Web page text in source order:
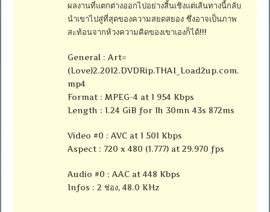
ผลงานที่แตกต่างออกไปอย่างสิ้นเชิงแต่เส้นทางนี้กลับ
นำเขาไปสู่ที่สุดของความสยดสยอง ซึ่งอาจเป็นภาพ
สะท้อนจากห้วงความคิดของเขาเองก็ได้!!!
General : Art=
(Love)2.2012.DVDRip.THAI_Load2up.com.
mp4
Format : MPEG-4 at 1 954 Kbps
Length : 1.24 GiB for 1h 30mn 43s 872ms
Video #0 : AVC at 1 501 Kbps
Aspect : 720 x 480 (1.777) at 29.970 fps
Audio #0 : AAC at 448 Kbps
Infos : 2 ช่อง, 48.0 KHz